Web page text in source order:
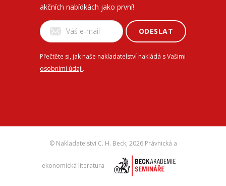
akčních nabídkách jako první!
ODESLAT
Přečtěte si, jak naše nakladatelství nakládá s Vašimi
osobními údaji.
© Nakladatelství C. H. Beck, 2026 Právnická a
ekonomická literatura